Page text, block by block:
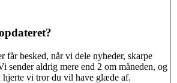
får besked, når vi dele nyheder, skarpe
sender aldrig mere end 2 om måneden, og
hjerte vi tror du vil have glæde af.